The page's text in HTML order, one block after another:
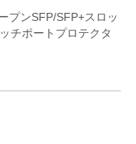
プンSFP/SFP+スロッ
チポートプロテクタ